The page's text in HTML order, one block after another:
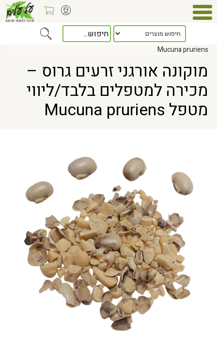
> מוקונה אורגני זרעים גרוס – מכירה למטפלים בלבד/ליווי מטפל
Mucuna pruriens
מוקונה אורגני זרעים גרוס –
מכירה למטפלים בלבד/ליווי
מטפל Mucuna pruriens